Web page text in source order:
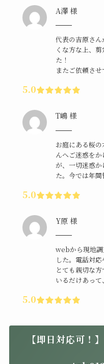
A澤 様
代表の吉原さ
くな方な上、
た！
またご依頼させ
5.0
T嶋 様
お庭にある桜
んへご迷惑を
が、一切迷惑
た。今では年間
5.0
Y原 様
webから現地調
した。電話対応
とても親切な
いるだけあって
5.0
【即日対応可！